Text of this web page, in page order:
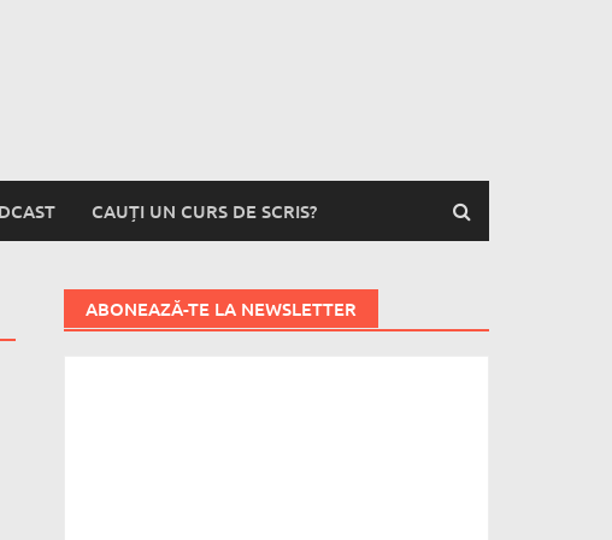
CAUȚI UN CURS DE SCRIS?
ABONEAZĂ-TE LA NEWSLETTER